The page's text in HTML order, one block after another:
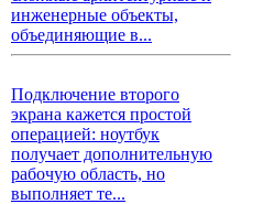
инженерные объекты,
объединяющие в...
Подключение второго
экрана кажется простой
операцией: ноутбук
получает дополнительную
рабочую область, но
выполняет те...